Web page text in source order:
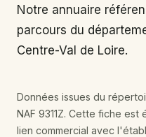
Notre annuaire
parcours du
Centre-Val de Loire.
Données issues du
NAF 9311Z. Cette fiche
lien commercial avec